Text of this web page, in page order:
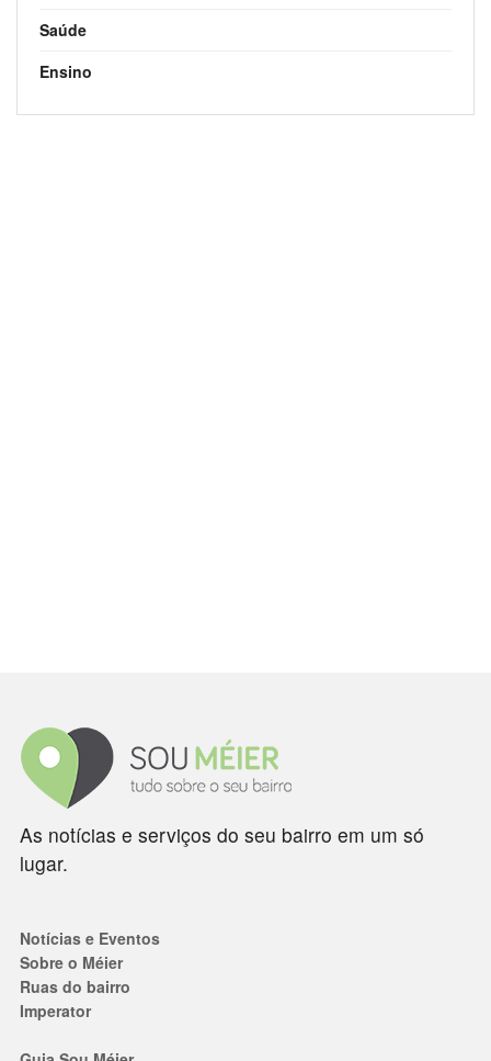
Saúde
Ensino
As notícias e serviços do seu bairro em um só
lugar.
Notícias e Eventos
Sobre o Méier
Ruas do bairro
Imperator